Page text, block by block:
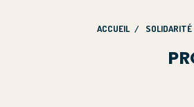
ACCUEIL SOLIDARITÉ